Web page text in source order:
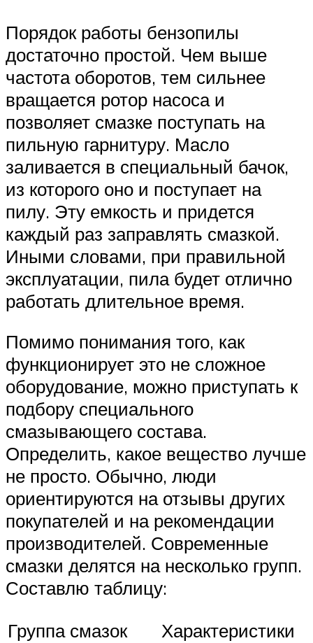
Порядок работы бензопилы
достаточно простой. Чем выше
частота оборотов, тем сильнее
вращается ротор насоса и
позволяет смазке поступать на
пильную гарнитуру. Масло
заливается в специальный бачок,
из которого оно и поступает на
пилу. Эту емкость и придется
каждый раз заправлять смазкой.
Иными словами, при правильной
эксплуатации, пила будет отлично
работать длительное время.
Помимо понимания того, как
функционирует это не сложное
оборудование, можно приступать к
подбору специального
смазывающего состава.
Определить, какое вещество лучше
не просто. Обычно, люди
ориентируются на отзывы других
покупателей и на рекомендации
производителей. Современные
смазки делятся на несколько групп.
Составлю таблицу:
Группа смазок
Характеристики